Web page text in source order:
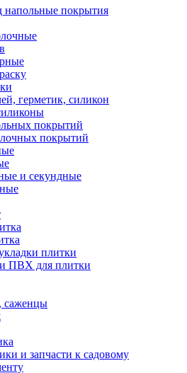
напольные покрытия
герметик, силикон
покрытий
покрытий
и секундные
плитки
ПВХ для плитки
саженцы
и запчасти к садовому